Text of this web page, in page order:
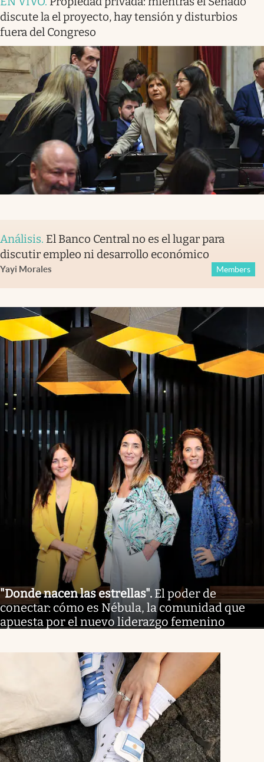
discute la el proyecto, hay tensión y disturbios
fuera del Congreso
Análisis. El Banco Central no es el lugar para
discutir empleo ni desarrollo económico
Yayi Morales Members
"Donde nacen las estrellas". El poder de
conectar: cómo es Nébula, la comunidad que
apuesta por el nuevo liderazgo femenino